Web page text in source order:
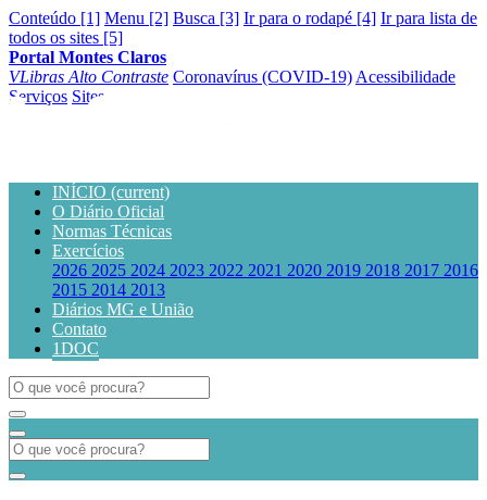
Conteúdo [1] Menu [2] Busca [3] Ir para o rodapé [4] Ir para lista de
todos os sites [5]
Portal Montes Claros
VLibras Alto Contraste Coronavírus (COVID-19) Acessibilidade
Serviços Sites
INÍCIO (current)
O Diário Oficial
Normas Técnicas
Exercícios
2026 2025 2024 2023 2022 2021 2020 2019 2018 2017 2016
2015 2014 2013
Diários MG e União
Contato
1DOC